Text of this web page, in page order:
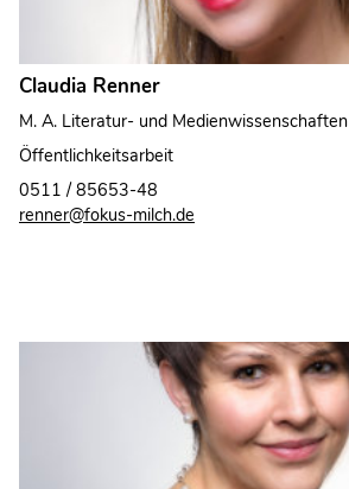
Claudia Renner
M. A. Literatur- und Medienwissenschaften
Öffentlichkeitsarbeit
0511 / 85653-48
renner@fokus-milch.de